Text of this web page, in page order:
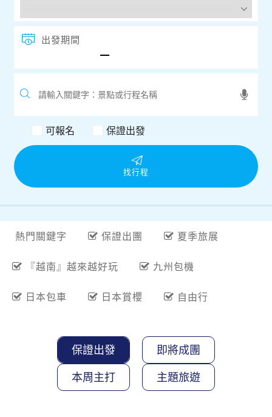
出發期間
可報名 保證出發
找行程
熱門關鍵字 保證出團 夏季旅展
『越南』越來越好玩 九州包機
日本包車 日本賞櫻 自由行
保證出發 即將成團
本周主打 主題旅遊